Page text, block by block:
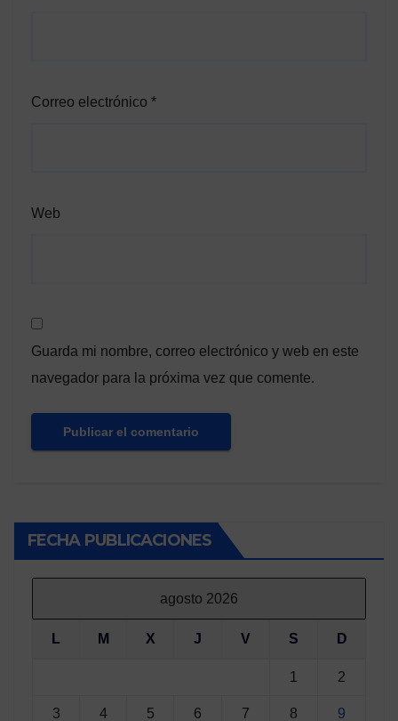
Correo electrónico *
Web
Guarda mi nombre, correo electrónico y web en este
navegador para la próxima vez que comente.
FECHA PUBLICACIONES
agosto 2026
L M X J V S D
1 2
3 4 5 6 7 8 9